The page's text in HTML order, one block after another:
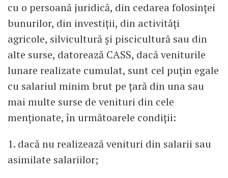
cu o persoană juridică, din cedarea folosinţei
bunurilor, din investiţii, din activităţi
agricole, silvicultură şi piscicultură sau din
alte surse, datorează CASS, dacă veniturile
lunare realizate cumulat, sunt cel puţin egale
cu salariul minim brut pe ţară din una sau
mai multe surse de venituri din cele
menţionate, în următoarele condiţii:
1. dacă nu realizează venituri din salarii sau
asimilate salariilor;